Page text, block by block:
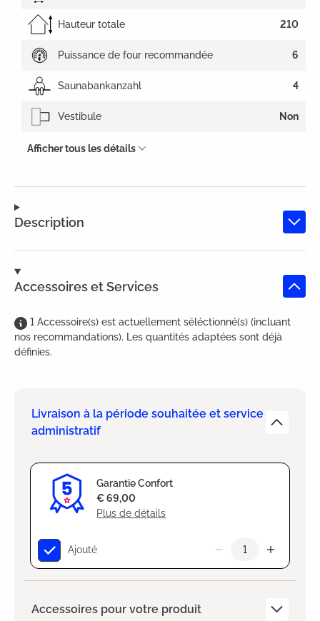
Description
Accessoires et Services
1 Accessoire(s) est actuellement séléctionné(s) (incluant
nos recommandations). Les quantités adaptées sont déjà
définies.
Livraison à la période souhaitée et service
administratif
Garantie Confort
Plus de détails
€ 69,00
Ajouté
Accessoires pour votre produit
Hauteur totale 210
Puissance de four recommandée 6
Saunabankanzahl 4
Vestibule Non
Afficher tous les détails